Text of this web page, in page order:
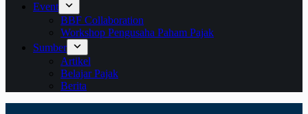
Event
BBF Collaboration
Workshop Pengusaha Paham Pajak
Sumber
Artikel
Belajar Pajak
Berita